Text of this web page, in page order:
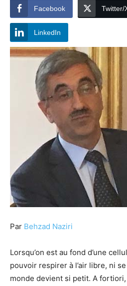
Facebook Twitter/
LinkedIn
Par Behzad Naziri
Lorsqu’on est au fond d’une
pouvoir respirer à l’air libre, ni
monde devient si petit. A